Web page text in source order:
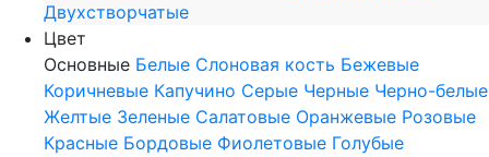
Двухстворчатые
Цвет
Основные Белые Слоновая кость Бежевые
Коричневые Капучино Серые Черные Черно-белые
Желтые Зеленые Салатовые Оранжевые Розовые
Красные Бордовые Фиолетовые Голубые